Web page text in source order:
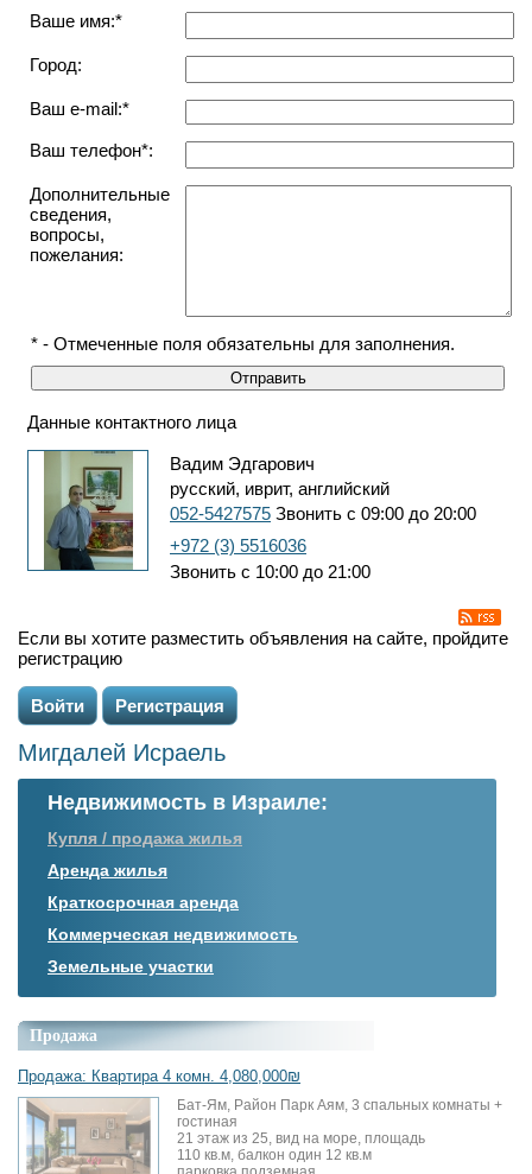
Ваше имя:*
Город:
Ваш e-mail:*
Ваш телефон*:
Дополнительные
сведения,
вопросы,
пожелания:
* - Отмеченные поля обязательны для заполнения.
Данные контактного лица
Вадим Эдгарович
русский, иврит, английский
052-5427575 Звонить с 09:00 до 20:00
+972 (3) 5516036
Звонить с 10:00 до 21:00
Если вы хотите разместить объявления на сайте, пройдите
регистрацию
Войти Регистрация
Мигдалей Исраель
Недвижимость в Израиле:
Купля / продажа жилья
Аренда жилья
Краткосрочная аренда
Коммерческая недвижимость
Земельные участки
Продажа
Продажа: Квартира 4 комн. 4,080,000₪
Бат-Ям, Район Парк Аям, 3 спальных комнаты +
гостиная
21 этаж из 25, вид на море, площадь
110 кв.м, балкон один 12 кв.м